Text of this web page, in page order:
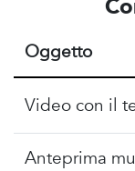
Oggetto
Video con il
Anteprima